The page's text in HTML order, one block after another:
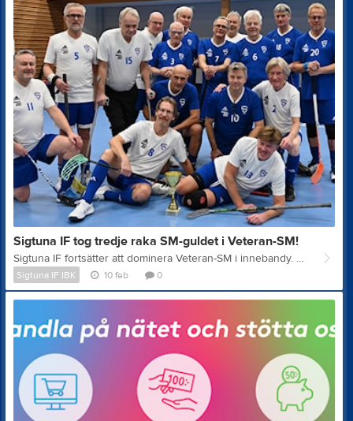
Sigtuna IF tog tredje raka SM-guldet i Veteran-SM!
Sigtuna IF fortsätter att dominera Veteran-SM i innebandy. På söndagen tog klubbens 60+ lag sin tredje raka SM-titel. Sigtuna ställde upp med två lag, Vit och Blå, och båda tog sig långt i turneringen, precis som förra året. Sirius och Kalmarsund försökte utmana, men hade svårt att rubba Sigtunalagen. Finalen blev ett internt möte där Sigtuna Vit besegrade Sigtuna Blå med 4–0 och säkrade ännu ett SM-guld för klubben.
Sigtuna IF IBK 10 feb 0